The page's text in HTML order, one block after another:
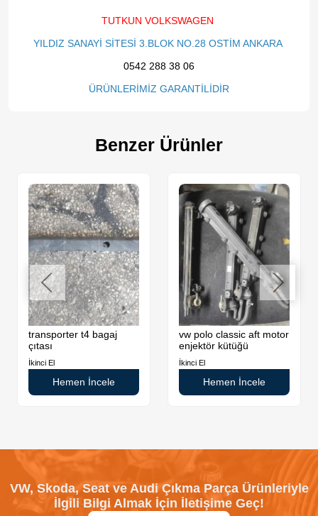
TUTKUN VOLKSWAGEN
YILDIZ SANAYİ SİTESİ 3.BLOK NO.28 OSTİM ANKARA
0542 288 38 06
ÜRÜNLERİMİZ GARANTİLİDİR
Benzer Ürünler
transporter t4 bagaj
çıtası
İkinci El
Hemen İncele
vw polo classic aft motor
enjektör kütüğü
İkinci El
Hemen İncele
VW, Skoda, Seat ve Audi Çıkma Parça Ürünleriyle
İlgili Bilgi Almak İçin İletişime Geç!